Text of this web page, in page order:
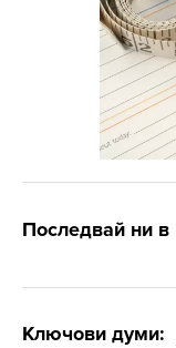
Последвай ни в
Ключови думи: